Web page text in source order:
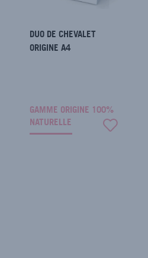
DUO DE CHEVALET
ORIGINE A4
GAMME ORIGINE 100%
NATURELLE